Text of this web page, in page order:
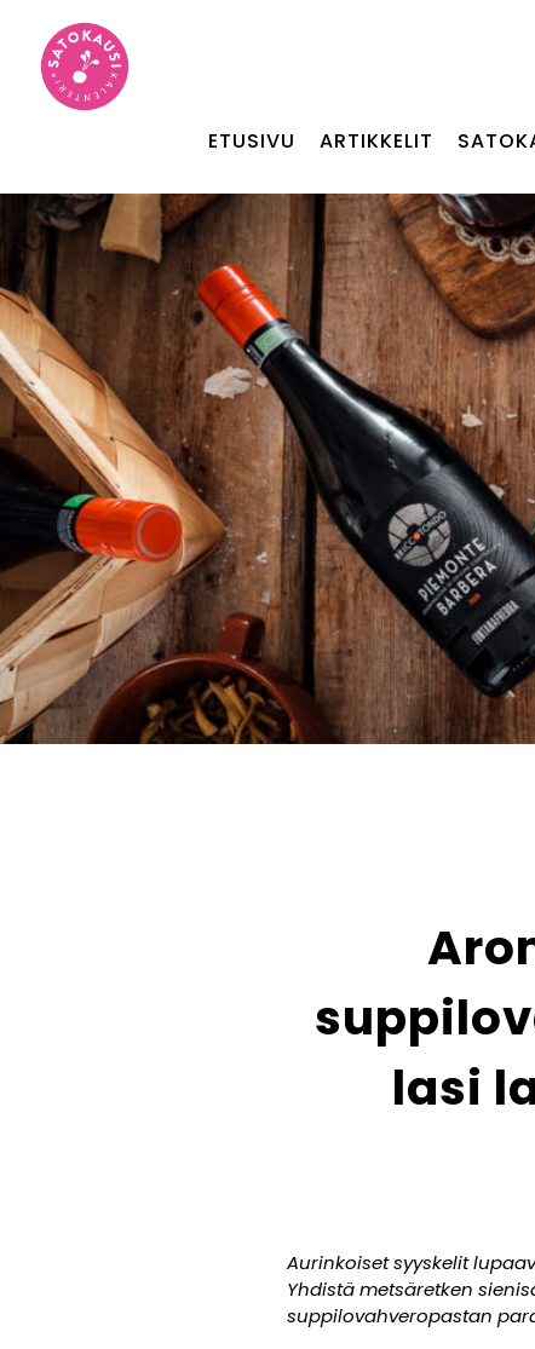
ETUSIVU ARTIKKELIT
lasi
Aurinkoiset syyskelit
Yhdistä metsäretken
suppilovahveropastan